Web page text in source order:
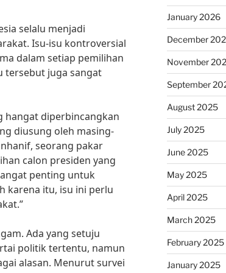
selalu menjadi
Isu-isu kontroversial
dalam setiap pemilihan
tersebut juga sangat
hangat diperbincangkan
diusung oleh masing-
seorang pakar
calon presiden yang
penting untuk
karena itu, isu ini perlu
Ada yang setuju
politik tertentu, namun
alasan. Menurut survei
January 2026
December
November
September
August 2025
July 2025
June 2025
May 2025
April 2025
March 2025
February 2025
January 2025